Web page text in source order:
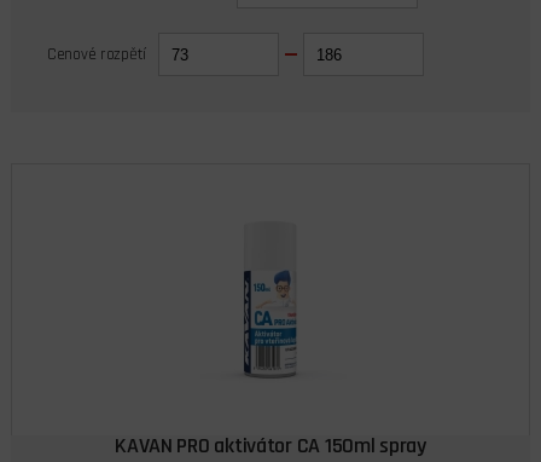
Cenové rozpětí
KAVAN PRO aktivátor CA 150ml spray